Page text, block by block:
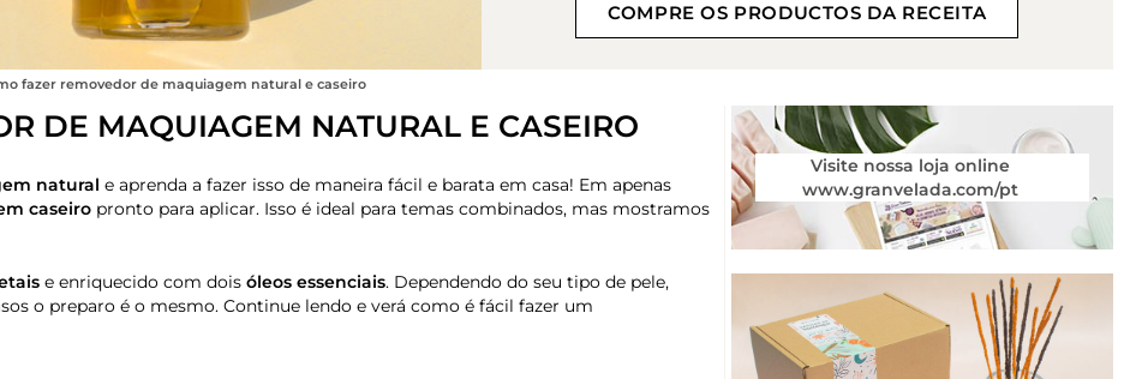
COMPRE OS PRODUCTOS DA RECEITA
fazer removedor de maquiagem natural e caseiro
DE MAQUIAGEM NATURAL E CASEIRO
natural e aprenda a fazer isso de maneira fácil e barata em casa! Em apenas
caseiro pronto para aplicar. Isso é ideal para temas combinados, mas mostramos
e enriquecido com dois óleos essenciais. Dependendo do seu tipo de pele,
o preparo é o mesmo. Continue lendo e verá como é fácil fazer um
Visite nossa loja online
www.granvelada.com/pt